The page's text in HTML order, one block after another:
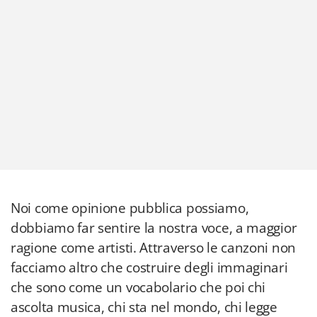
Noi come opinione pubblica possiamo,
dobbiamo far sentire la nostra voce, a maggior
ragione come artisti. Attraverso le canzoni non
facciamo altro che costruire degli immaginari
che sono come un vocabolario che poi chi
ascolta musica, chi sta nel mondo, chi legge